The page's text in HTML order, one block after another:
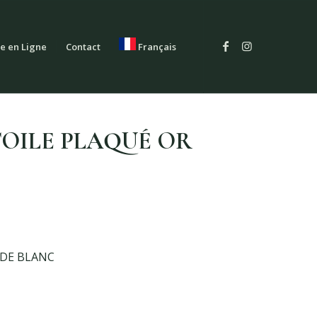
en Ligne Contact Français
PLAQUÉ OR
BLANC